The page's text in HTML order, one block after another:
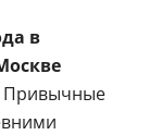
в
Привычные